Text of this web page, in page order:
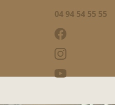
04 94 54 55 55